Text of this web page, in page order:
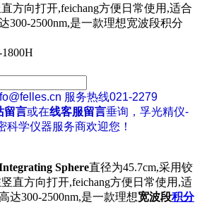
方向打开,feichang方便日常使用,适合
300-2500nm,是一款理想宽波段积分
服务热线021-2279
留言或在线客服留言垂询，孚光精仪-
科学仪器服务商欢迎您！
Sphere直径为45.7cm,采用铰
直方向打开,feichang方便日常使用,适
达300-2500nm,是一款理想宽波段积分